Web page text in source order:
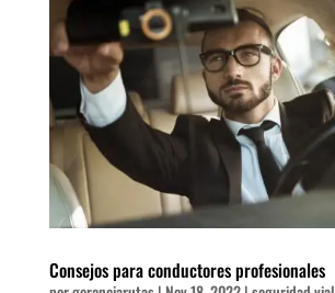
Consejos para conductores profesionales